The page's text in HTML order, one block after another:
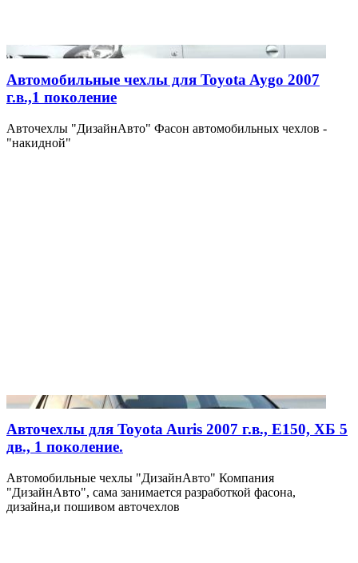
Автомобильные чехлы для Toyota Aygo 2007
г.в.,1 поколение
Авточехлы "ДизайнАвто" Фасон автомобильных чехлов -
"накидной"
Авточехлы для Toyota Auris 2007 г.в., E150, ХБ 5
дв., 1 поколение.
Автомобильные чехлы "ДизайнАвто" Компания
"ДизайнАвто", сама занимается разработкой фасона,
дизайна,и пошивом авточехлов